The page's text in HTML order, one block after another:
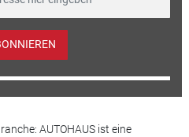
AUTOHAUS ist eine